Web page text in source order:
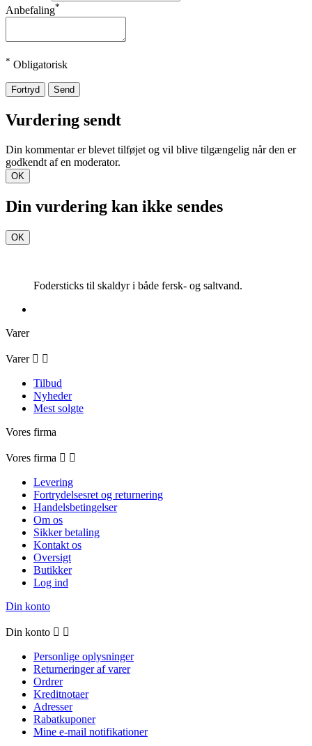
Anbefaling*
* Obligatorisk
Fortryd Send
Vurdering sendt
Din kommentar er blevet tilføjet og vil blive tilgængelig når den er
godkendt af en moderator.
OK
Din vurdering kan ikke sendes
OK
Fodersticks til skaldyr i både fersk- og saltvand.
Varer
Varer  
Tilbud
Nyheder
Mest solgte
Vores firma
Vores firma  
Levering
Fortrydelsesret og returnering
Handelsbetingelser
Om os
Sikker betaling
Kontakt os
Oversigt
Butikker
Log ind
Din konto
Din konto  
Personlige oplysninger
Returneringer af varer
Ordrer
Kreditnotaer
Adresser
Rabatkuponer
Mine e-mail notifikationer